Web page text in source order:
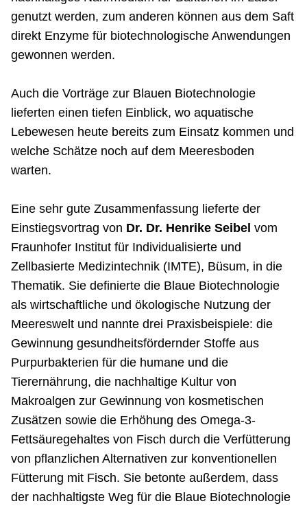
genutzt werden, zum anderen können aus dem Saft
direkt Enzyme für biotechnologische Anwendungen
gewonnen werden.
Auch die Vorträge zur Blauen Biotechnologie
lieferten einen tiefen Einblick, wo aquatische
Lebewesen heute bereits zum Einsatz kommen und
welche Schätze noch auf dem Meeresboden
warten.
Eine sehr gute Zusammenfassung lieferte der
Einstiegsvortrag von Dr. Dr. Henrike Seibel vom
Fraunhofer Institut für Individualisierte und
Zellbasierte Medizintechnik (IMTE), Büsum, in die
Thematik. Sie definierte die Blaue Biotechnologie
als wirtschaftliche und ökologische Nutzung der
Meereswelt und nannte drei Praxisbeispiele: die
Gewinnung gesundheitsfördernder Stoffe aus
Purpurbakterien für die humane und die
Tierernährung, die nachhaltige Kultur von
Makroalgen zur Gewinnung von kosmetischen
Zusätzen sowie die Erhöhung des Omega-3-
Fettsäuregehaltes von Fisch durch die Verfütterung
von pflanzlichen Alternativen zur konventionellen
Fütterung mit Fisch. Sie betonte außerdem, dass
der nachhaltigste Weg für die Blaue Biotechnologie